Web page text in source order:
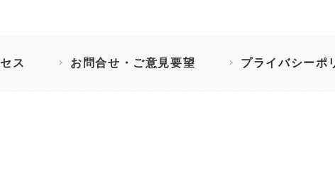
ス お問合せ・ご意見要望 プライバシーポ